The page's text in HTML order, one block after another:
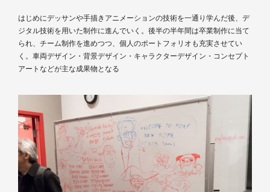
はじめにデッサンや手描きアニメーションの技術を一通り学んだ後、デ
ジタル技術を用いた制作に進んでいく。後半の半年間は卒業制作に当て
られ、チーム制作を進めつつ、個人のポートフォリオも充実させてい
く。車両デザイン・背景デザイン・キャラクターデザイン・コンセプト
アートなどが主な成果物となる